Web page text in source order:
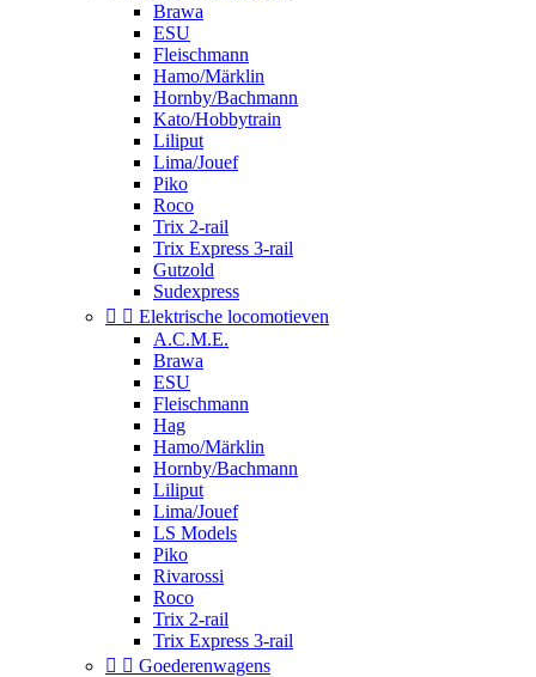
Brawa
ESU
Fleischmann
Hamo/Märklin
Hornby/Bachmann
Kato/Hobbytrain
Liliput
Lima/Jouef
Piko
Roco
Trix 2-rail
Trix Express 3-rail
Gutzold
Sudexpress
  Elektrische locomotieven
A.C.M.E.
Brawa
ESU
Fleischmann
Hag
Hamo/Märklin
Hornby/Bachmann
Liliput
Lima/Jouef
LS Models
Piko
Rivarossi
Roco
Trix 2-rail
Trix Express 3-rail
  Goederenwagens